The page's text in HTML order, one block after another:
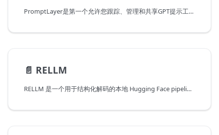
PromptLayer是第一个允许您跟踪、管理和共享GPT提示工程的平台。PromptLayer充当您的代码和OpenAI Python库之间的中间件。
📄️ RELLM
RELLM 是一个用于结构化解码的本地 Hugging Face pipeline 模型的库。